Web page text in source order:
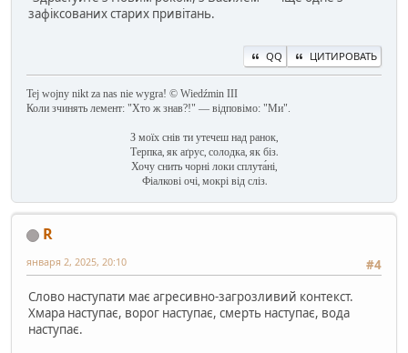
зафіксованих старих привітань.
QQ ЦИТИРОВАТЬ
Tej wojny nikt za nas nie wygra! © Wiedźmin III
Коли зчинять лемент: "Хто ж знав?!" — відповімо: "Ми".
З моїх снів ти утечеш над ранок,
Терпка, як аґрус, солодка, як біз.
Хочу снить чорні локи сплута́ні,
Фіалкові очі, мокрі від сліз.
R
#4
января 2, 2025, 20:10
Слово наступати має агресивно-загрозливий контекст.
Хмара наступає, ворог наступає, смерть наступає, вода
наступає.